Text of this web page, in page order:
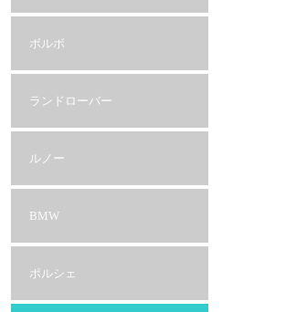
ボルボ
ランドローバー
ルノー
BMW
ポルシェ